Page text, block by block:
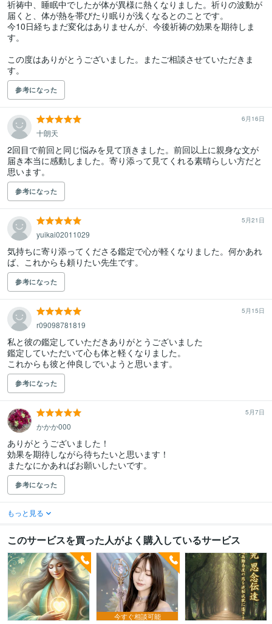
祈祷中、睡眠中でしたが体が異様に熱くなりました。祈りの波動が
届くと、体が熱を帯びたり眠りが浅くなるとのことです。
今10日経ちまだ変化はありませんが、今後祈祷の効果を期待しま
す。
この度はありがとうございました。またご相談させていただきま
す。
参考になった
6月16日
十朗天
2回目で前回と同じ悩みを見て頂きました。前回以上に親身な文が
届き本当に感動しました。寄り添って見てくれる素晴らしい方だと
思います。
参考になった
5月21日
yuikai02011029
気持ちに寄り添ってくださる鑑定で心が軽くなりました。何かあれ
ば、これからも頼りたい先生です。
参考になった
5月15日
r09098781819
私と彼の鑑定していただきありがとうございました
鑑定していただいて心も体と軽くなりました。
参考になった
5月7日
かかか000
ありがとうございました！
効果を期待しながら待ちたいと思います！
またなにかあればお願いしたいです。
参考になった
もっと見る
このサービスを買った人がよく購入しているサービス
今すぐ相談可能